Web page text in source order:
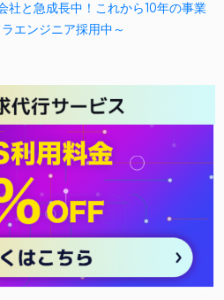
社と急成長中！これから10年の事業
エンジニア採用中～